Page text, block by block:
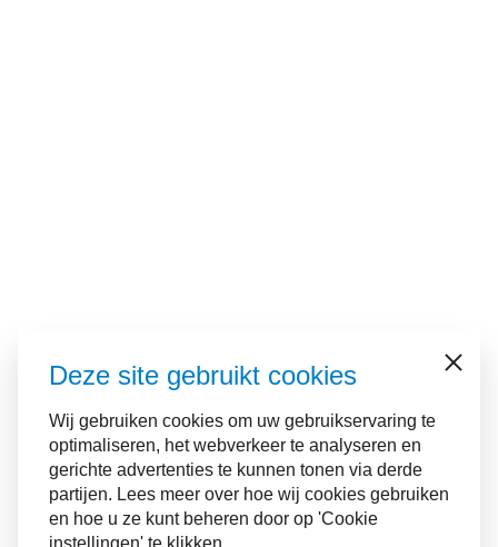
Deze site gebruikt cookies
Wij gebruiken cookies om uw gebruikservaring te
optimaliseren, het webverkeer te analyseren en
gerichte advertenties te kunnen tonen via derde
partijen. Lees meer over hoe wij cookies gebruiken
en hoe u ze kunt beheren door op 'Cookie
instellingen' te klikken.
Sluiten